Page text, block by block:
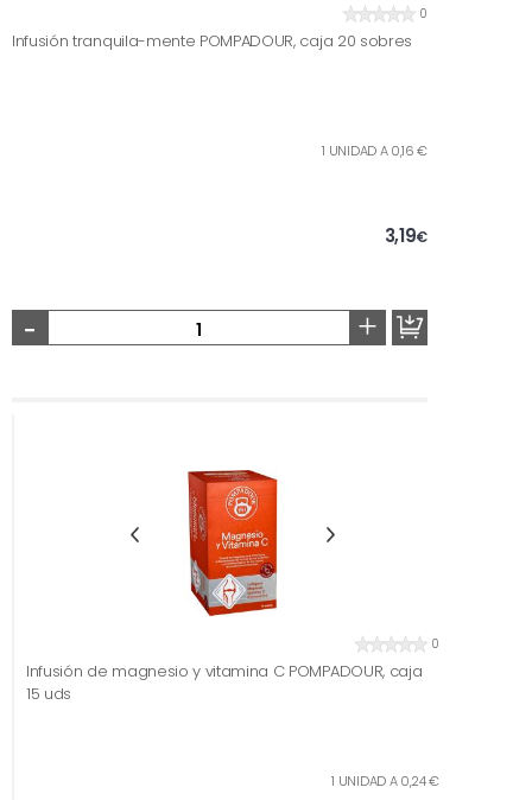
0
Infusión tranquila-mente POMPADOUR, caja 20 sobres
1 UNIDAD A 0,16 €
3,19€
- +
0
Infusión de magnesio y vitamina C POMPADOUR, caja
15 uds
1 UNIDAD A 0,24 €